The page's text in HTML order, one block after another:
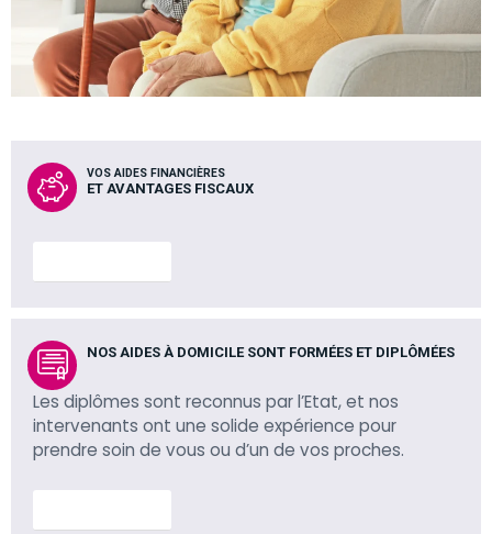
VOS AIDES FINANCIÈRES
ET AVANTAGES FISCAUX
NOS AIDES À DOMICILE SONT FORMÉES ET DIPLÔMÉES
Les diplômes sont reconnus par l’Etat, et nos
intervenants ont une solide expérience pour
prendre soin de vous ou d’un de vos proches.